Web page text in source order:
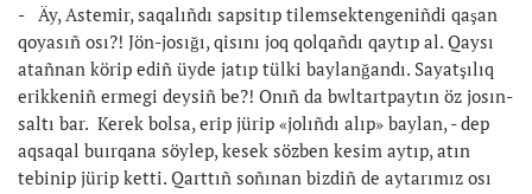
- Äy, Astemir, saqalıñdı sapsitıp tilemsektengeniñdi qaşan
qoyasıñ osı?! Jön-josığı, qisını joq qolqañdı qaytıp al. Qaysı
atañnan körip ediñ üyde jatıp tülki baylanğandı. Sayatşılıq
erikkeniñ ermegi deysiñ be?! Onıñ da bwltartpaytın öz josın-
saltı bar. Kerek bolsa, erip jürip «jolıñdı alıp» baylan, - dep
aqsaqal buırqana söylep, kesek sözben kesim aytıp, atın
tebinip jürip ketti. Qarttıñ soñınan bizdiñ de aytarımız osı